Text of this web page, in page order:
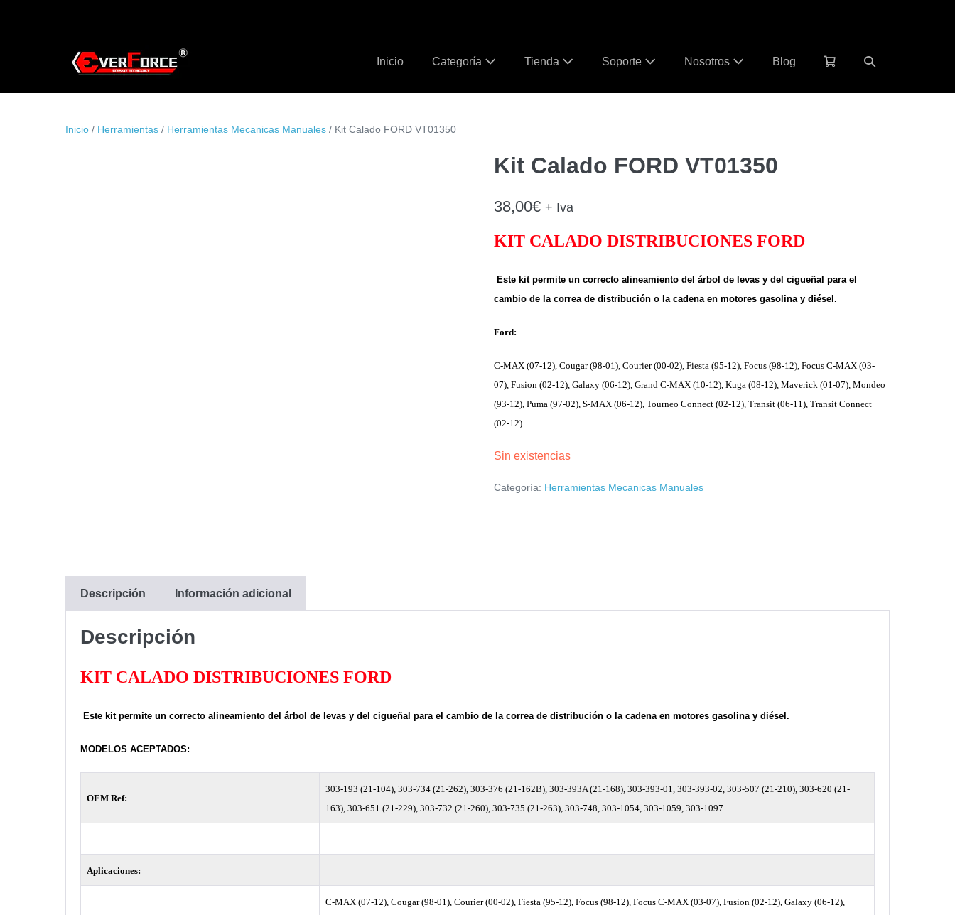
Inicio Categoría Tienda Soporte Nosotros Blog
Carrito
Alternar
Inicio / Herramientas / Herramientas Mecanicas Manuales / Kit Calado FORD VT01350
Kit Calado FORD VT01350
38,00€ + Iva
KIT CALADO DISTRIBUCIONES FORD
Este kit permite un correcto alineamiento del árbol de levas y del cigueñal para el
cambio de la correa de distribución o la cadena en motores gasolina y diésel.
Ford:
C-MAX (07-12), Cougar (98-01), Courier (00-02), Fiesta (95-12), Focus (98-12), Focus C-MAX (03-
07), Fusion (02-12), Galaxy (06-12), Grand C-MAX (10-12), Kuga (08-12), Maverick (01-07), Mondeo
(93-12), Puma (97-02), S-MAX (06-12), Tourneo Connect (02-12), Transit (06-11), Transit Connect
(02-12)
Sin existencias
Categoría: Herramientas Mecanicas Manuales
Descripción Información adicional
Descripción
KIT CALADO DISTRIBUCIONES FORD
Este kit permite un correcto alineamiento del árbol de levas y del cigueñal para el cambio de la correa de distribución o la cadena en motores gasolina y diésel.
MODELOS ACEPTADOS:
OEM Ref:
303-193 (21-104), 303-734 (21-262), 303-376 (21-162B), 303-393A (21-168), 303-393-01, 303-393-02, 303-507 (21-210), 303-620 (21-
163), 303-651 (21-229), 303-732 (21-260), 303-735 (21-263), 303-748, 303-1054, 303-1059, 303-1097
Aplicaciones:
C-MAX (07-12), Cougar (98-01), Courier (00-02), Fiesta (95-12), Focus (98-12), Focus C-MAX (03-07), Fusion (02-12), Galaxy (06-12),